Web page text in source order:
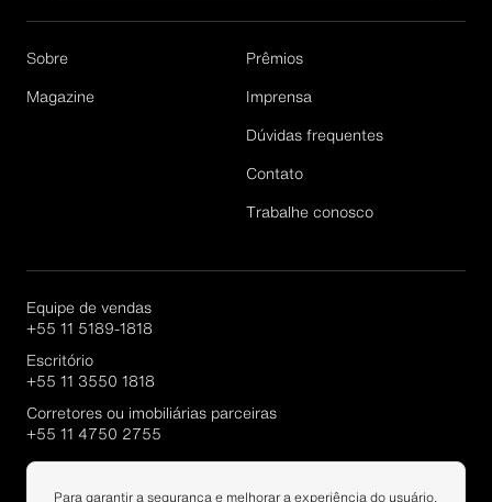
Email*
Sobre
Magazine
Prêmios
Imprensa
Dúvidas frequentes
Contato
Trabalhe conosco
Equipe de vendas
+55 11 5189-1818
Escritório
+55 11 3550 1818
Corretores ou imobiliárias parceiras
+55 11 4750 2755
Portal Parcerias
Para garantir a segurança e melhorar a experiência do usuário,